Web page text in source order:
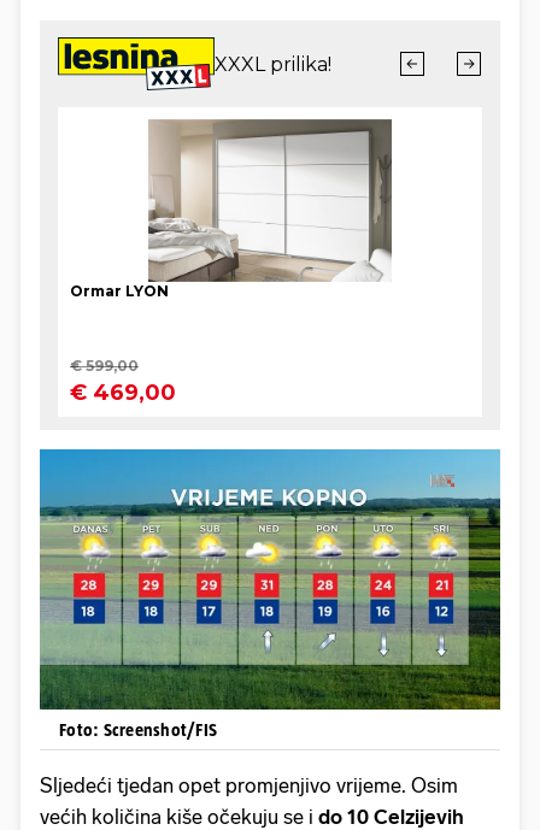
Foto: Screenshot/FIS
Sljedeći tjedan opet promjenjivo vrijeme. Osim
većih količina kiše očekuju se i do 10 Celzijevih